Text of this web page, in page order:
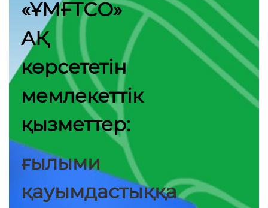
«ҰМҒТСО»
АҚ
көрсететін
мемлекеттік
қызметтер:
ғылыми
қауымдастыққа